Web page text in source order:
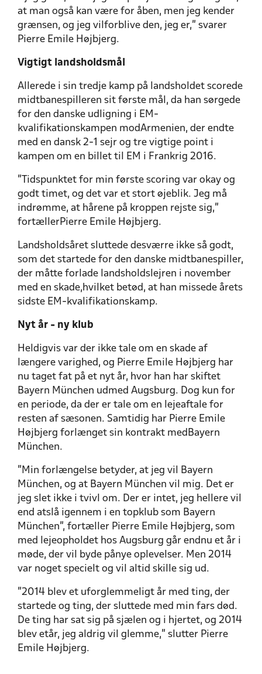
at man også kan være for åben, men jeg kender
grænsen, og jeg vilforblive den, jeg er,” svarer
Pierre Emile Højbjerg.
Vigtigt landsholdsmål
Allerede i sin tredje kamp på landsholdet scorede
midtbanespilleren sit første mål, da han sørgede
for den danske udligning i EM-
kvalifikationskampen modArmenien, der endte
med en dansk 2-1 sejr og tre vigtige point i
kampen om en billet til EM i Frankrig 2016.
”Tidspunktet for min første scoring var okay og
godt timet, og det var et stort øjeblik. Jeg må
indrømme, at hårene på kroppen rejste sig,”
fortællerPierre Emile Højbjerg.
Landsholdsåret sluttede desværre ikke så godt,
som det startede for den danske midtbanespiller,
der måtte forlade landsholdslejren i november
med en skade,hvilket betød, at han missede årets
sidste EM-kvalifikationskamp.
Nyt år - ny klub
Heldigvis var der ikke tale om en skade af
længere varighed, og Pierre Emile Højbjerg har
nu taget fat på et nyt år, hvor han har skiftet
Bayern München udmed Augsburg. Dog kun for
en periode, da der er tale om en lejeaftale for
resten af sæsonen. Samtidig har Pierre Emile
Højbjerg forlænget sin kontrakt medBayern
München.
”Min forlængelse betyder, at jeg vil Bayern
München, og at Bayern München vil mig. Det er
jeg slet ikke i tvivl om. Der er intet, jeg hellere vil
end atslå igennem i en topklub som Bayern
München”, fortæller Pierre Emile Højbjerg, som
med lejeopholdet hos Augsburg går endnu et år i
møde, der vil byde pånye oplevelser. Men 2014
var noget specielt og vil altid skille sig ud.
”2014 blev et uforglemmeligt år med ting, der
startede og ting, der sluttede med min fars død.
De ting har sat sig på sjælen og i hjertet, og 2014
blev etår, jeg aldrig vil glemme,” slutter Pierre
Emile Højbjerg.